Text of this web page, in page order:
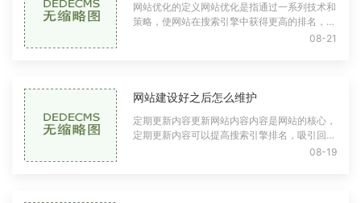
网站优化的定义网站优化是指通过一系列技术和
策略，使网站在搜索引擎中获得更高的排名，并
提升用户体验。优化的目标是增加网站的访问
08-21
网站建设好之后怎么维护
定期更新内容更新网站内容内容是网站的核心，
定期更新内容可以提高搜索引擎排名，吸引回访
用户。建议每周或每月发布新的博客游戏攻略、
08-19